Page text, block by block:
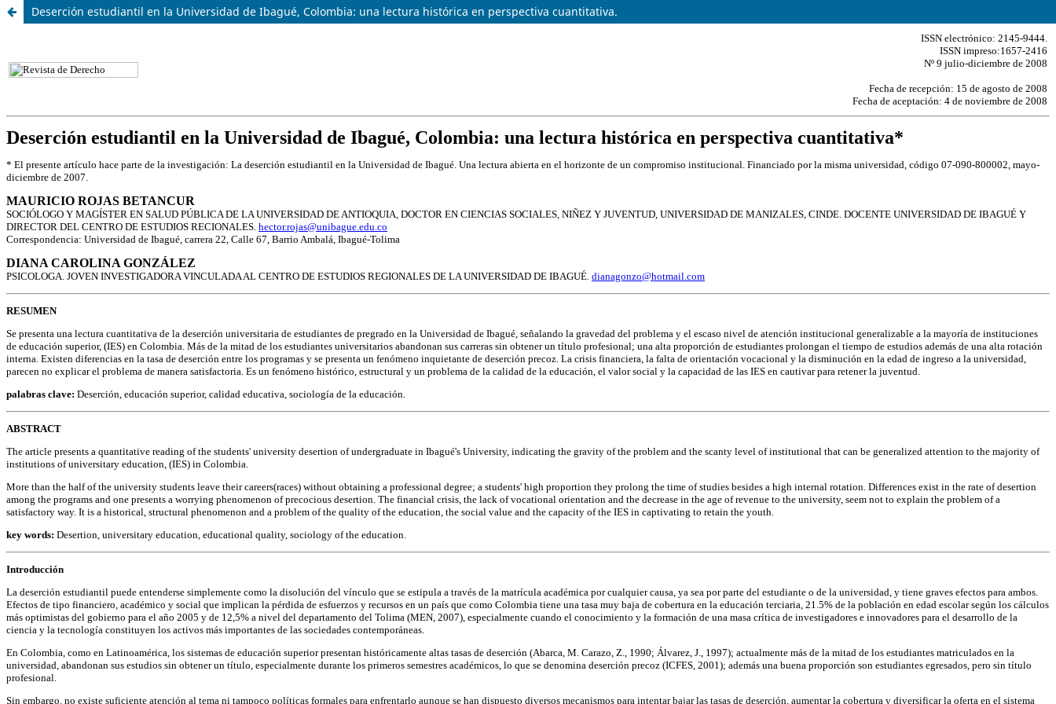
Deserción estudiantil en la Universidad de Ibagué, Colombia: una lectura histórica en perspectiva cuantitativa.